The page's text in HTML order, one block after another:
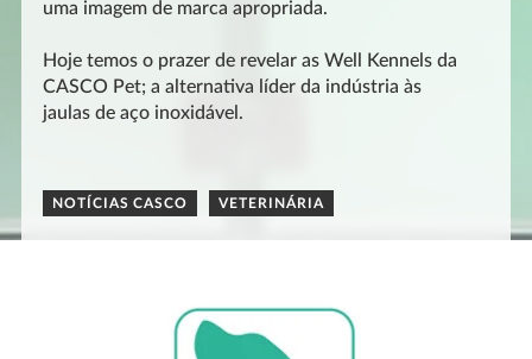
uma imagem de marca apropriada.
Hoje temos o prazer de revelar as Well Kennels da
CASCO Pet; a alternativa líder da indústria às
jaulas de aço inoxidável.
NOTÍCIAS CASCO VETERINÁRIA